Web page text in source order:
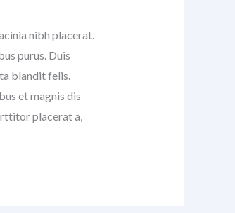
nibh placerat.
purus. Duis
blandit felis.
et magnis dis
placerat a,